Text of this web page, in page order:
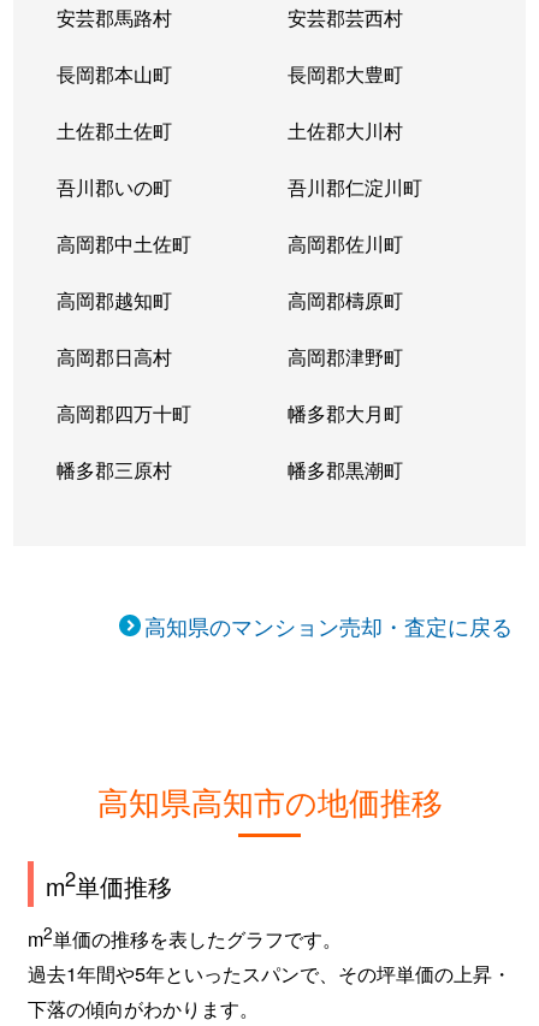
安芸郡馬路村 安芸郡芸西村
長岡郡本山町 長岡郡大豊町
土佐郡土佐町 土佐郡大川村
吾川郡いの町 吾川郡仁淀川町
高岡郡中土佐町 高岡郡佐川町
高岡郡越知町 高岡郡檮原町
高岡郡日高村 高岡郡津野町
高岡郡四万十町 幡多郡大月町
幡多郡三原村 幡多郡黒潮町
高知県のマンション売却・査定に戻る
高知県高知市の地価推移
m2単価推移
m2単価の推移を表したグラフです。
過去1年間や5年といったスパンで、その坪単価の上昇・
下落の傾向がわかります。